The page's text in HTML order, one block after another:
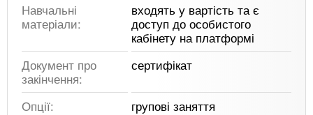
Навчальні
матеріали:
входять у вартість та є
доступ до особистого
кабінету на платформі
Документ про
закінчення:
сертифікат
Опції:
групові заняття